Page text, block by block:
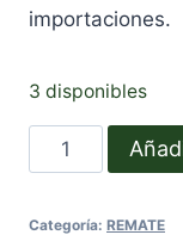
importaciones.
3 disponibles
DC-
736
Categoría: REMATE